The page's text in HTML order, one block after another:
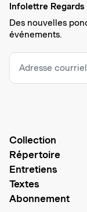
Infolettre Regards
Des nouvelles
événements.
Collection
Répertoire
Entretiens
Textes
Abonnement